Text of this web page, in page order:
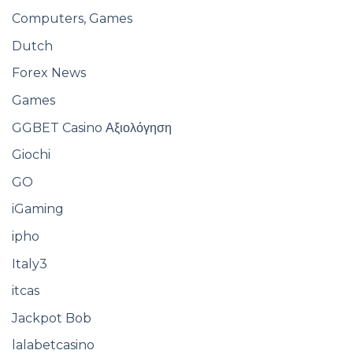
Computers, Games
Dutch
Forex News
Games
GGBET Casino Αξιολόγηση
Giochi
GO
iGaming
ipho
Italy3
itcas
Jackpot Bob
lalabetcasino